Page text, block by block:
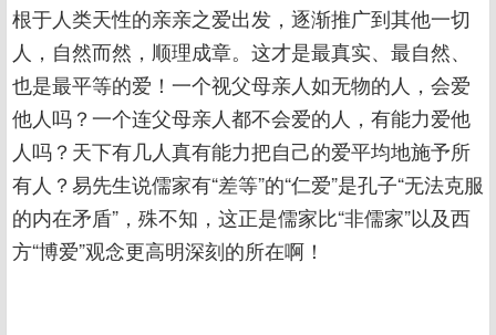
根于人类天性的亲亲之爱出发，逐渐推广到其他一切
人，自然而然，顺理成章。这才是最真实、最自然、
也是最平等的爱！一个视父母亲人如无物的人，会爱
他人吗？一个连父母亲人都不会爱的人，有能力爱他
人吗？天下有几人真有能力把自己的爱平均地施予所
有人？易先生说儒家有“差等”的“仁爱”是孔子“无法克服
的内在矛盾”，殊不知，这正是儒家比“非儒家”以及西
方“博爱”观念更高明深刻的所在啊！